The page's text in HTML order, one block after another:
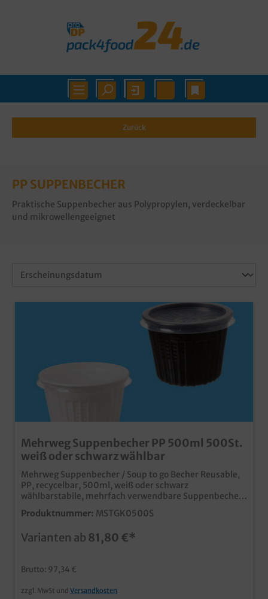
Zurück
PP SUPPENBECHER
Praktische Suppenbecher aus Polypropylen, verdeckelbar
und mikrowellengeeignet
Mehrweg Suppenbecher PP 500ml 500St.
weiß oder schwarz wählbar
Mehrweg Suppenbecher / Soup to go Becher Reusable,
PP, recycelbar, 500ml, weiß oder schwarz
wählbarstabile, mehrfach verwendbare Suppenbecher
aus Kunststoffverdeckelbar (Deckel im Zubehör
separat bestellbar, einheitlicher Deckel mit Airpac
Außerhausgastronomie und den Lieferserviceaus
Produktnummer: MSTGK0500S
Varianten ab 81,80 €*
Brutto: 97,34 €
zzgl. MwSt und Versandkosten